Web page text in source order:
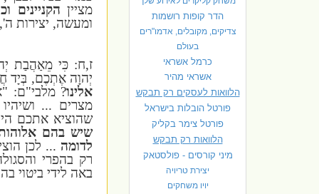
הדר קופות רושמות
צדיקים, מקובלים, אדמו"רים
בעולם
כרמל אשראי
אשראי מהיר
הלוואות לעסקים רק תבקש
פורטל הובלות בישראל
פורטל צימר בקליק
הלוואות רק תבקש
מיני קורסים - פולסטאק
יצירת טריויה
יויו משחקים
מציין הקניינים
ומעשה, יצירות
ז,ח: כִּי מֵאַהֲבַת
יְהוָה אֶתְכֶם, בְּיָד
אלינו? מלבי"ם:
מצרים ...
שהוציא אתכם
שיש בהם
לדומה ... לכן
רק בהפרי
באה לידי ביטוי